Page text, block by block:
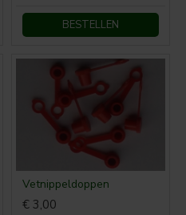
BESTELLEN
Vetnippeldoppen
€ 3,00